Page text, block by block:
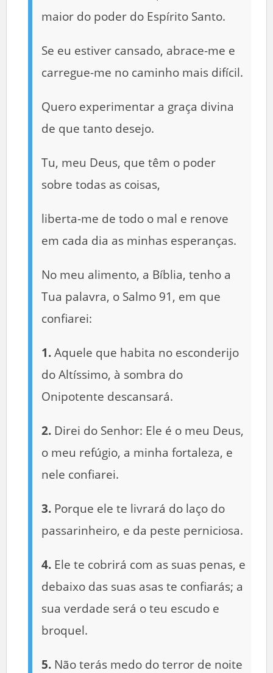
maior do poder do Espírito Santo.
Se eu estiver cansado, abrace-me e
carregue-me no caminho mais difícil.
Quero experimentar a graça divina
de que tanto desejo.
Tu, meu Deus, que têm o poder
sobre todas as coisas,
liberta-me de todo o mal e renove
em cada dia as minhas esperanças.
No meu alimento, a Bíblia, tenho a
Tua palavra, o Salmo 91, em que
confiarei:
1.Aquele que habita no esconderijo
do Altíssimo, à sombra do
Onipotente descansará.
2. Direi do Senhor: Ele é o meu Deus,
o meu refúgio, a minha fortaleza, e
nele confiarei.
3. Porque ele te livrará do laço do
passarinheiro, e da peste perniciosa.
4. Ele te cobrirá com as suas penas, e
debaixo das suas asas te confiarás; a
sua verdade será o teu escudo e
broquel.
5. Não terás medo do terror de noite